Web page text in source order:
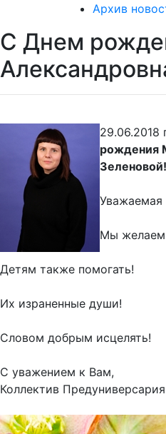
С Днем
рождения
Зеленовой!
Детям также помогать!
Коллектив Предуниверсария